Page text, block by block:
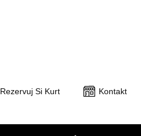
Rezervuj Si Kurt Kontakt